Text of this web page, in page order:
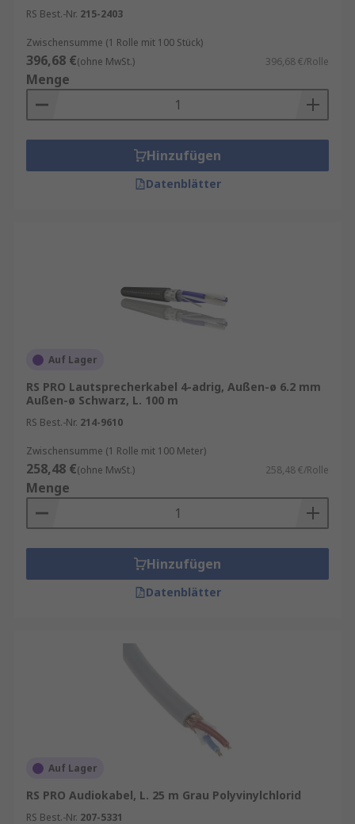
RS Best.-Nr. 215-2403
Zwischensumme (1 Rolle mit 100 Stück)
396,68 €(ohne MwSt.) 396,68 €/Rolle
Menge
Hinzufügen
Datenblätter
Auf Lager
RS PRO Lautsprecherkabel 4-adrig, Außen-ø 6.2 mm
Außen-ø Schwarz, L. 100 m
RS Best.-Nr. 214-9610
Zwischensumme (1 Rolle mit 100 Meter)
258,48 €(ohne MwSt.) 258,48 €/Rolle
Menge
Hinzufügen
Datenblätter
Auf Lager
RS PRO Audiokabel, L. 25 m Grau Polyvinylchlorid
RS Best.-Nr. 207-5331